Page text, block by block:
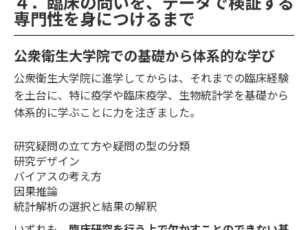
専門性を身につけるまで
公衆衛生大学院での基礎から体系的な学び
公衆衛生大学院に進学してからは、それまでの臨床経験
を土台に、特に疫学や臨床疫学、生物統計学を基礎から
体系的に学ぶことに力を注ぎました。
研究疑問の立て方や疑問の型の分類
研究デザイン
バイアスの考え方
因果推論
統計解析の選択と結果の解釈